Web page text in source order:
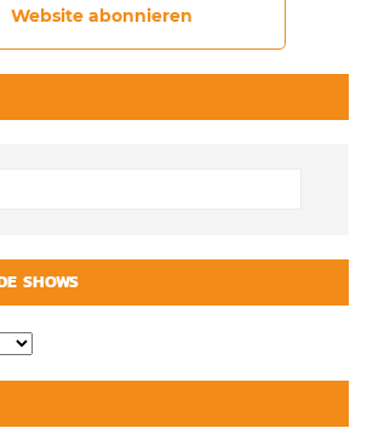
Website abonnieren
SHOWS